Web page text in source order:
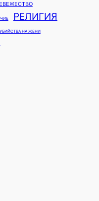
РЕЛИГИЯ
УБИЙСТВА НА ЖЕНИ